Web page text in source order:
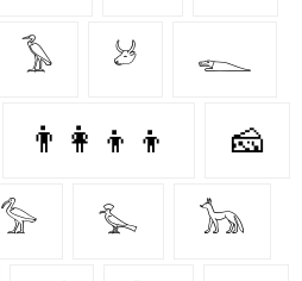
𓅥 𓃾 𓆍
👨‍👩‍👦‍👦 🧀
𓅞 𓅙 𓃥